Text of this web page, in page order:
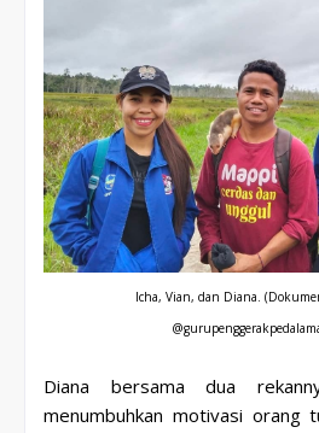
Icha, Vian, dan Diana.
Diana bersama dua
menumbuhkan motivasi orang